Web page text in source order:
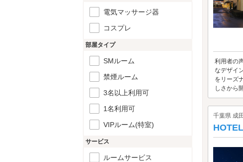
利用者の
なデザイ
をリーズ
しさから
千葉県 成
電気マッサージ器
コスプレ
部屋タイプ
SMルーム
禁煙ルーム
3名以上利用可
1名利用可
VIPルーム(特室)
サービス
ルームサービス